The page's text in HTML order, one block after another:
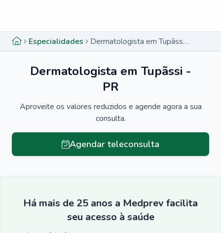
Especialidades Dermatologista em Tupãssi - PR
Dermatologista em Tupãssi -
PR
Aproveite os valores reduzidos e agende agora a sua
consulta.
Agendar teleconsulta
Há mais de 25 anos a Medprev facilita
seu acesso à saúde